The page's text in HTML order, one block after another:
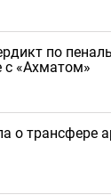
по
с «Ахматом»
о трансфере